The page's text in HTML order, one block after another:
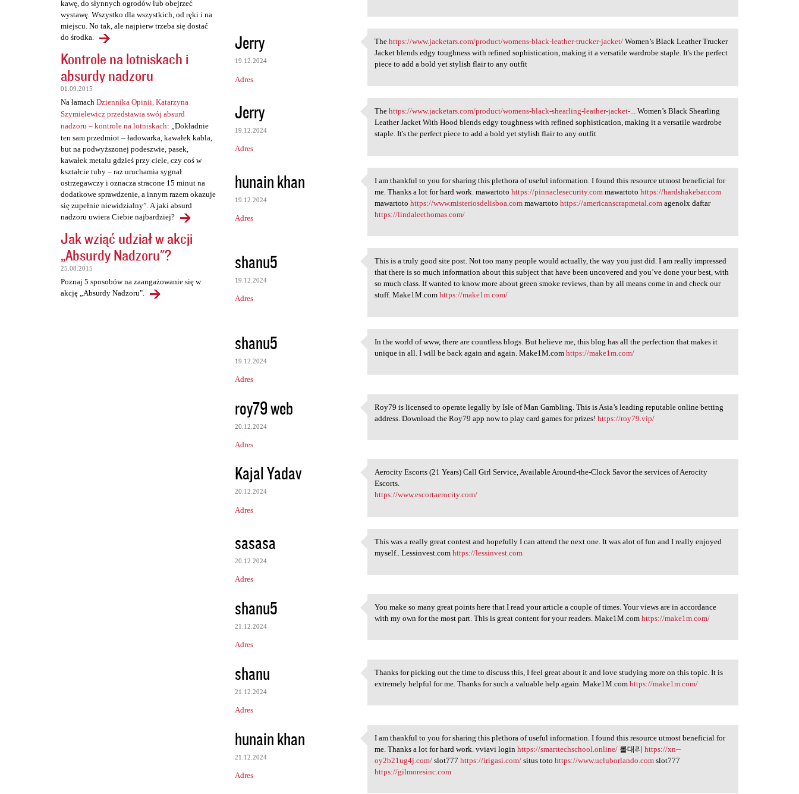
kawę, do słynnych ogrodów lub obejrzeć
wystawę. Wszystko dla wszystkich, od ręki i na
miejscu. No tak, ale najpierw trzeba się dostać
do środka.
Kontrole na lotniskach i
absurdy nadzoru
01.09.2015
Na łamach Dziennika Opinii, Katarzyna
Szymielewicz przedstawia swój absurd
nadzoru – kontrole na lotniskach: „Dokładnie
ten sam przedmiot – ładowarka, kawałek kabla,
but na podwyższonej podeszwie, pasek,
kawałek metalu gdzieś przy ciele, czy coś w
kształcie tuby – raz uruchamia sygnał
ostrzegawczy i oznacza stracone 15 minut na
dodatkowe sprawdzenie, a innym razem okazuje
się zupełnie niewidzialny”. A jaki absurd
nadzoru uwiera Ciebie najbardziej?
Jak wziąć udział w akcji
„Absurdy Nadzoru"?
25.08.2015
Poznaj 5 sposobów na zaangażowanie się w
akcję „Absurdy Nadzoru".
Jerry
19.12.2024
Adres
The https://www.jacketars.com
Thehttps://www.jacketars.com/product/womens-black-leather-trucker-jacket/ Women’s Black Leather Trucker
Jacket blends edgy toughness with refined sophistication, making it a versatile wardrobe staple. It's the perfect
piece to add a bold yet stylish flair to any outfit
Jerry
19.12.2024
Adres
The https://www.jacketars.com
Thehttps://www.jacketars.com/product/womens-black-shearling-leather-jacket-...
Women’s Black Shearling
Leather Jacket With Hood blends edgy toughness with refined sophistication, making it a versatile wardrobe
staple. It's the perfect piece to add a bold yet stylish flair to any outfit
hunain khan
19.12.2024
Adres
I am thankful to you for
I am thankful to you for sharing this plethora of useful information. I found this resource utmost beneficial for
me. Thanks a lot for hard work. mawartotohttps://pinnaclesecurity.com mawartotohttps://hardshakebar.com
mawartotohttps://www.misteriosdelisboa.com mawartotohttps://americanscrapmetal.com agenolx daftar
https://lindaleethomas.com/
shanu5
19.12.2024
Adres
This is a truly good site
This is a truly good site post. Not too many people would actually, the way you just did. I am really impressed
that there is so much information about this subject that have been uncovered and you’ve done your best, with
so much class. If wanted to know more about green smoke reviews, than by all means come in and check our
stuff. Make1M.comhttps://make1m.com/
shanu5
19.12.2024
Adres
In the world of www, there
In the world of www, there are countless blogs. But believe me, this blog has all the perfection that makes it
unique in all. I will be back again and again. Make1M.comhttps://make1m.com/
roy79 web
20.12.2024
Adres
Roy79 is licensed to operate
Roy79 is licensed to operate legally by Isle of Man Gambling. This is Asia’s leading reputable online betting
address. Download the Roy79 app now to play card games for prizes!https://roy79.vip/
Kajal Yadav
20.12.2024
Adres
Aerocity Escorts (21 Years)
Aerocity Escorts (21 Years) Call Girl Service, Available Around-the-Clock Savor the services of Aerocity
Escorts.
https://www.escortaerocity.com/
sasasa
20.12.2024
Adres
This was a really great
This was a really great contest and hopefully I can attend the next one. It was alot of fun and I really enjoyed
myself.. Lessinvest.comhttps://lessinvest.com
shanu5
21.12.2024
Adres
You make so many great points
You make so many great points here that I read your article a couple of times. Your views are in accordance
with my own for the most part. This is great content for your readers. Make1M.comhttps://make1m.com/
shanu
21.12.2024
Adres
Thanks for picking out the
Thanks for picking out the time to discuss this, I feel great about it and love studying more on this topic. It is
extremely helpful for me. Thanks for such a valuable help again. Make1M.comhttps://make1m.com/
hunain khan
21.12.2024
Adres
I am thankful to you for
I am thankful to you for sharing this plethora of useful information. I found this resource utmost beneficial for
me. Thanks a lot for hard work. vviavi loginhttps://smarttechschool.online/ 롤대리https://xn--
oy2b21ug4j.com/ slot777https://irigasi.com/ situs totohttps://www.ucluborlando.com slot777
https://gilmoresinc.com